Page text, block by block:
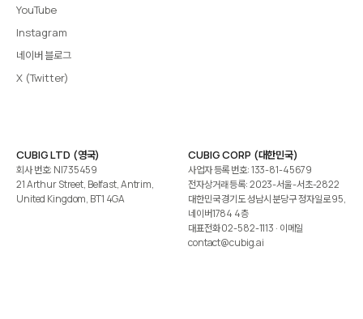
YouTube
Instagram
네이버 블로그
X (Twitter)
CUBIG LTD (영국)
회사 번호: NI735459
21 Arthur Street, Belfast, Antrim,
United Kingdom, BT1 4GA
CUBIG CORP (대한민국)
사업자 등록 번호: 133-81-45679
전자상거래 등록: 2023-서울-서초-2822
대한민국 경기도 성남시 분당구 정자일로 95,
네이버1784 4층
대표전화02-582-1113 · 이메일
contact@cubig.ai